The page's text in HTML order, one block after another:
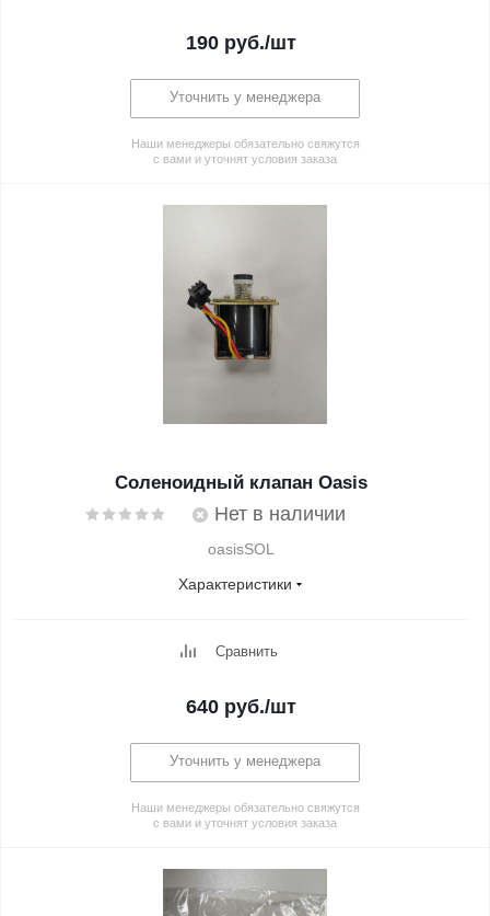
190 руб./шт
Уточнить у менеджера
Наши менеджеры обязательно свяжутся
с вами и уточнят условия заказа
Соленоидный клапан Oasis
Нет в наличии
oasisSOL
Характеристики
Сравнить
640 руб./шт
Уточнить у менеджера
Наши менеджеры обязательно свяжутся
с вами и уточнят условия заказа